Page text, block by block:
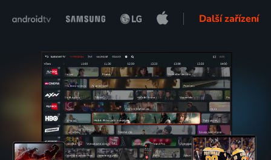
Další zařízení